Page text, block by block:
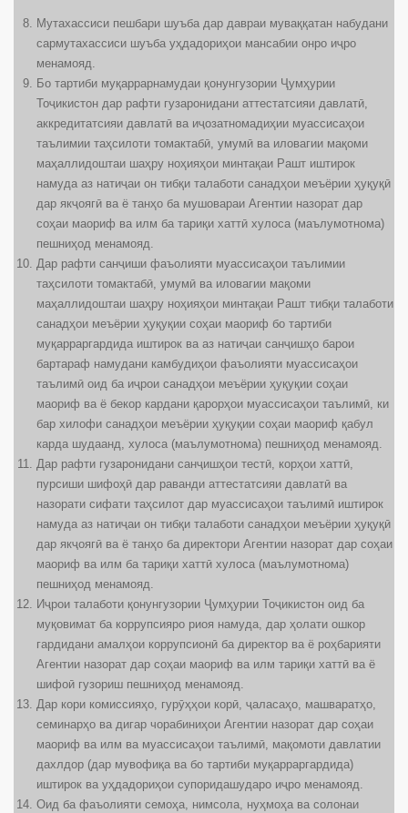
Мутахассиси пешбари шуъба дар давраи муваққатан набудани
сармутахассиси шуъба уҳдадориҳои мансабии онро иҷро
менамояд.
Бо тартиби муқаррарнамудаи қонунгузории Ҷумҳурии
Тоҷикистон дар рафти гузаронидани аттестатсияи давлатӣ,
аккредитатсияи давлатӣ ва иҷозатномадиҳии муассисаҳои
таълимии таҳсилоти томактабӣ, умумӣ ва иловагии мақоми
маҳаллидоштаи шаҳру ноҳияҳои минтақаи Рашт иштирок
намуда аз натиҷаи он тибқи талаботи санадҳои меъёрии ҳуқуқӣ
дар якҷоягӣ ва ё танҳо ба мушовараи Агентии назорат дар
соҳаи маориф ва илм ба тариқи хаттӣ хулоса (маълумотнома)
пешниҳод менамояд.
Дар рафти санҷиши фаъолияти муассисаҳои таълимии
таҳсилоти томактабӣ, умумӣ ва иловагии мақоми
маҳаллидоштаи шаҳру ноҳияҳои минтақаи Рашт тибқи талаботи
санадҳои меъёрии ҳуқуқии соҳаи маориф бо тартиби
муқарраргардида иштирок ва аз натиҷаи санҷишҳо барои
бартараф намудани камбудиҳои фаъолияти муассисаҳои
таълимӣ оид ба иҷрои санадҳои меъёрии ҳуқуқии соҳаи
маориф ва ё бекор кардани қарорҳои муассисаҳои таълимӣ, ки
бар хилофи санадҳои меъёрии ҳуқуқии соҳаи маориф қабул
карда шудаанд, хулоса (маълумотнома) пешниҳод менамояд.
Дар рафти гузаронидани санҷишҳои тестӣ, корҳои хаттӣ,
пурсиши шифоҳӣ дар раванди аттестатсияи давлатӣ ва
назорати сифати таҳсилот дар муассисаҳои таълимӣ иштирок
намуда аз натиҷаи он тибқи талаботи санадҳои меъёрии ҳуқуқӣ
дар якҷоягӣ ва ё танҳо ба директори Агентии назорат дар соҳаи
маориф ва илм ба тариқи хаттӣ хулоса (маълумотнома)
пешниҳод менамояд.
Иҷрои талаботи қонунгузории Ҷумҳурии Тоҷикистон оид ба
муқовимат ба коррупсияро риоя намуда, дар ҳолати ошкор
гардидани амалҳои коррупсионӣ ба директор ва ё роҳбарияти
Агентии назорат дар соҳаи маориф ва илм тариқи хаттӣ ва ё
шифоӣ гузориш пешниҳод менамояд.
Дар кори комиссияҳо, гурӯҳҳои корӣ, ҷаласаҳо, машваратҳо,
семинарҳо ва дигар чорабиниҳои Агентии назорат дар соҳаи
маориф ва илм ва муассисаҳои таълимӣ, мақомоти давлатии
дахлдор (дар мувофиқа ва бо тартиби муқарраргардида)
иштирок ва уҳдадориҳои супоридашударо иҷро менамояд.
Оид ба фаъолияти семоҳа, нимсола, нуҳмоҳа ва солонаи